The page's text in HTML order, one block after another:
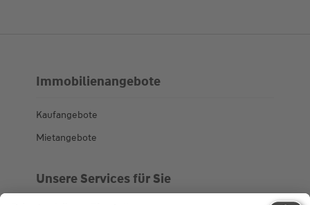
Immobilienangebote
Kaufangebote
Mietangebote
Unsere Services für Sie